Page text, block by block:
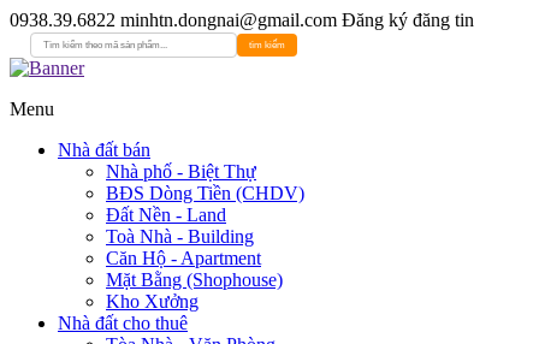
0938.39.6822 minhtn.dongnai@gmail.com Đăng ký đăng tin
tìm kiếm
Menu
Nhà đất bán
Nhà phố - Biệt Thự
BĐS Dòng Tiền (CHDV)
Đất Nền - Land
Toà Nhà - Building
Căn Hộ - Apartment
Mặt Bằng (Shophouse)
Kho Xưởng
Nhà đất cho thuê